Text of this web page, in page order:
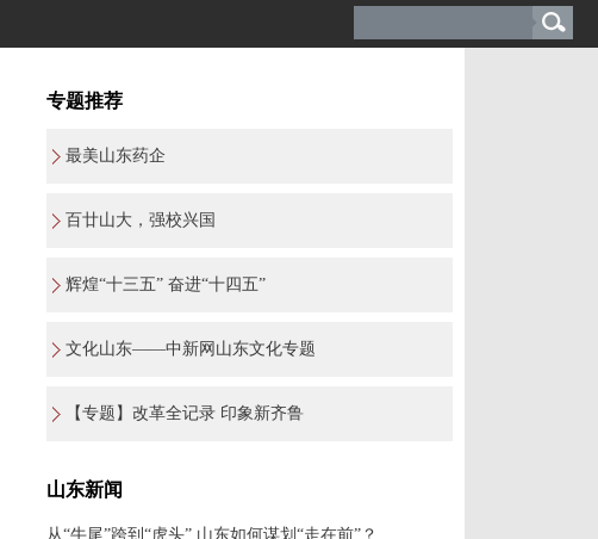
专题推荐
最美山东药企
百廿山大，强校兴国
辉煌“十三五” 奋进“十四五”
文化山东——中新网山东文化专题
【专题】改革全记录 印象新齐鲁
山东新闻
从“牛尾”跨到“虎头” 山东如何谋划“走在前”？